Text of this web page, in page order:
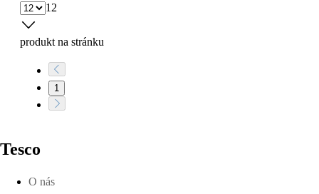
12
produkt na stránku
1
Tesco
O nás